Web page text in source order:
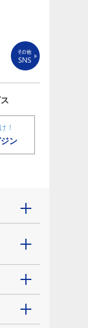
！
ン